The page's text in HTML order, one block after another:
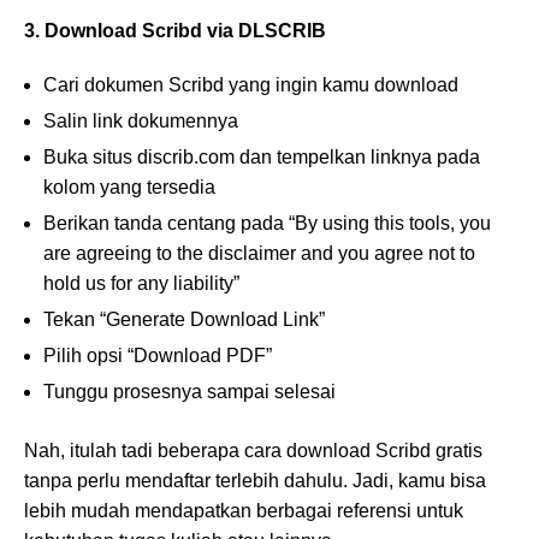
3. Download Scribd via DLSCRIB
Cari dokumen Scribd yang ingin kamu download
Salin link dokumennya
Buka situs discrib.com dan tempelkan linknya pada
kolom yang tersedia
Berikan tanda centang pada “By using this tools, you
are agreeing to the disclaimer and you agree not to
hold us for any liability”
Tekan “Generate Download Link”
Pilih opsi “Download PDF”
Tunggu prosesnya sampai selesai
Nah, itulah tadi beberapa cara download Scribd gratis
tanpa perlu mendaftar terlebih dahulu. Jadi, kamu bisa
lebih mudah mendapatkan berbagai referensi untuk